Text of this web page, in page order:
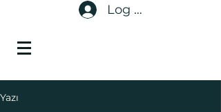
Log In
Yazı